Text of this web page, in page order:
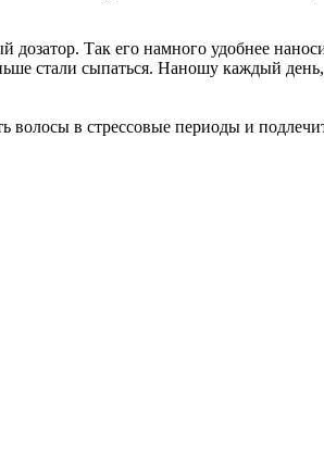
Так его намного удобнее
стали сыпаться. Наношу каждый
волосы в стрессовые периоды и